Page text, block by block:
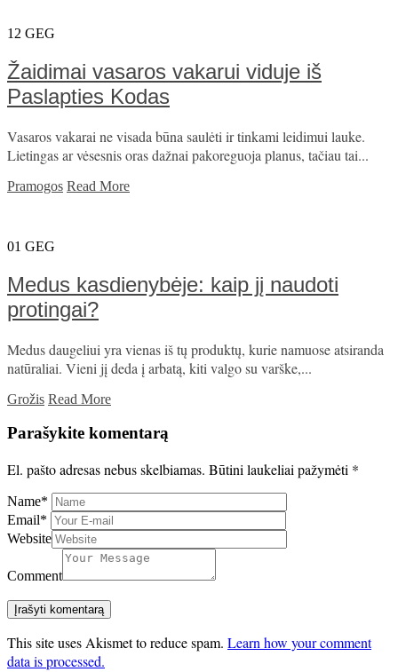
12 GEG
Žaidimai vasaros vakarui viduje iš
Paslapties Kodas
Vasaros vakarai ne visada būna saulėti ir tinkami leidimui lauke.
Lietingas ar vėsesnis oras dažnai pakoreguoja planus, tačiau tai...
Pramogos Read More
01 GEG
Medus kasdienybėje: kaip jį naudoti
protingai?
Medus daugeliui yra vienas iš tų produktų, kurie namuose atsiranda
natūraliai. Vieni jį deda į arbatą, kiti valgo su varške,...
Grožis Read More
Parašykite komentarą
El. pašto adresas nebus skelbiamas. Būtini laukeliai pažymėti *
Name*
Email*
Website
Comment
This site uses Akismet to reduce spam. Learn how your comment
data is processed.